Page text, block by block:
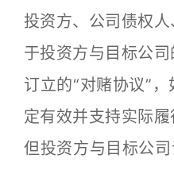
投资方、公司债权
于投资方与目标公
订立的“对赌协议”
定有效并支持实际履
但投资方与目标公